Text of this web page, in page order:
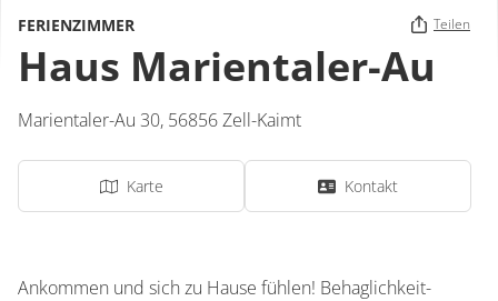
FERIENZIMMER Teilen
Haus Marientaler-Au
Marientaler-Au 30, 56856Zell-Kaimt
Karte Kontakt
Ankommen und sich zu Hause fühlen! Behaglichkeit-